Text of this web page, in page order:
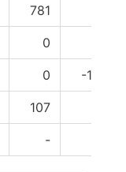
781
0
0 -107
107
-